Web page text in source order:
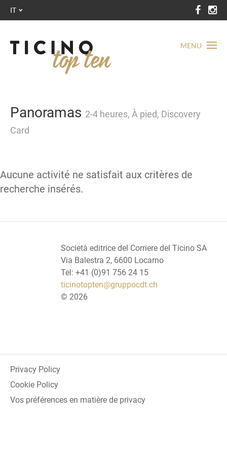
MENU
IT
Panoramas 2-4 heures, À pied, Discovery
Card
Aucune activité ne satisfait aux critères de
recherche insérés.
Società editrice del Corriere del Ticino SA
Via Balestra 2, 6600 Locarno
Tel: +41 (0)91 756 24 15
ticinotopten@gruppocdt.ch
© 2026
Privacy Policy
Cookie Policy
Vos préférences en matière de privacy